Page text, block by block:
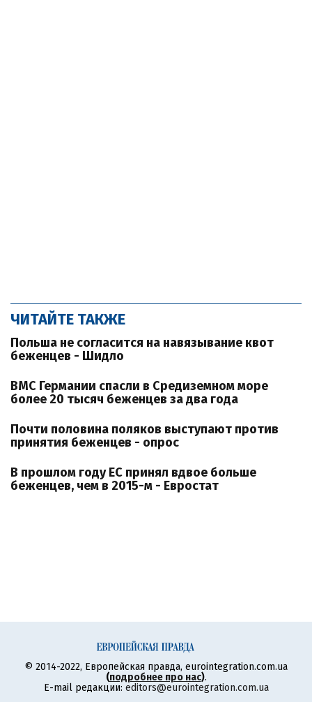
ЧИТАЙТЕ ТАКЖЕ
Польша не согласится на навязывание квот
беженцев - Шидло
ВМС Германии спасли в Средиземном море
более 20 тысяч беженцев за два года
Почти половина поляков выступают против
принятия беженцев - опрос
В прошлом году ЕС принял вдвое больше
беженцев, чем в 2015-м - Евростат
© 2014-2022, Европейская правда, eurointegration.com.ua
(подробнее про нас).
E-mail редакции: editors@eurointegration.com.ua